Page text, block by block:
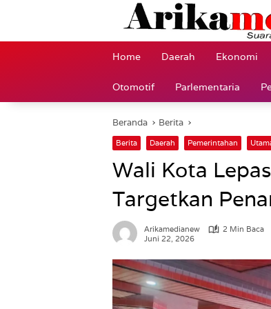
Home Daerah Ekonomi
Otomotif Parlementaria
Beranda Berita
Berita Daerah Pemerintahan
Wali Kota
Targetkan
Arikamedianew
2 Min Baca
Juni 22, 2026